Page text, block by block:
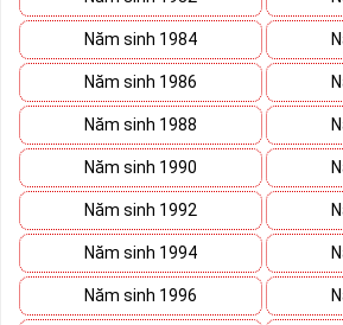
Năm sinh 1984
Năm sinh 1986
Năm sinh 1988
Năm sinh 1990
Năm sinh 1992
Năm sinh 1994
Năm sinh 1996